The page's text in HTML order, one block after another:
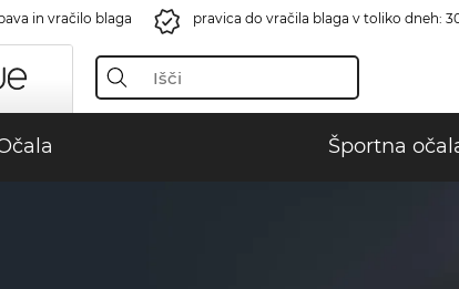
in vračilo blaga pravica do vračila blaga v toliko dneh:
Športna